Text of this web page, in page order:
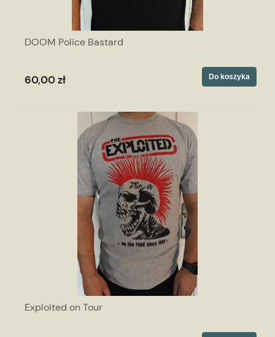
DOOM Police Bastard
60,00 zł Do koszyka
Exploited on Tour